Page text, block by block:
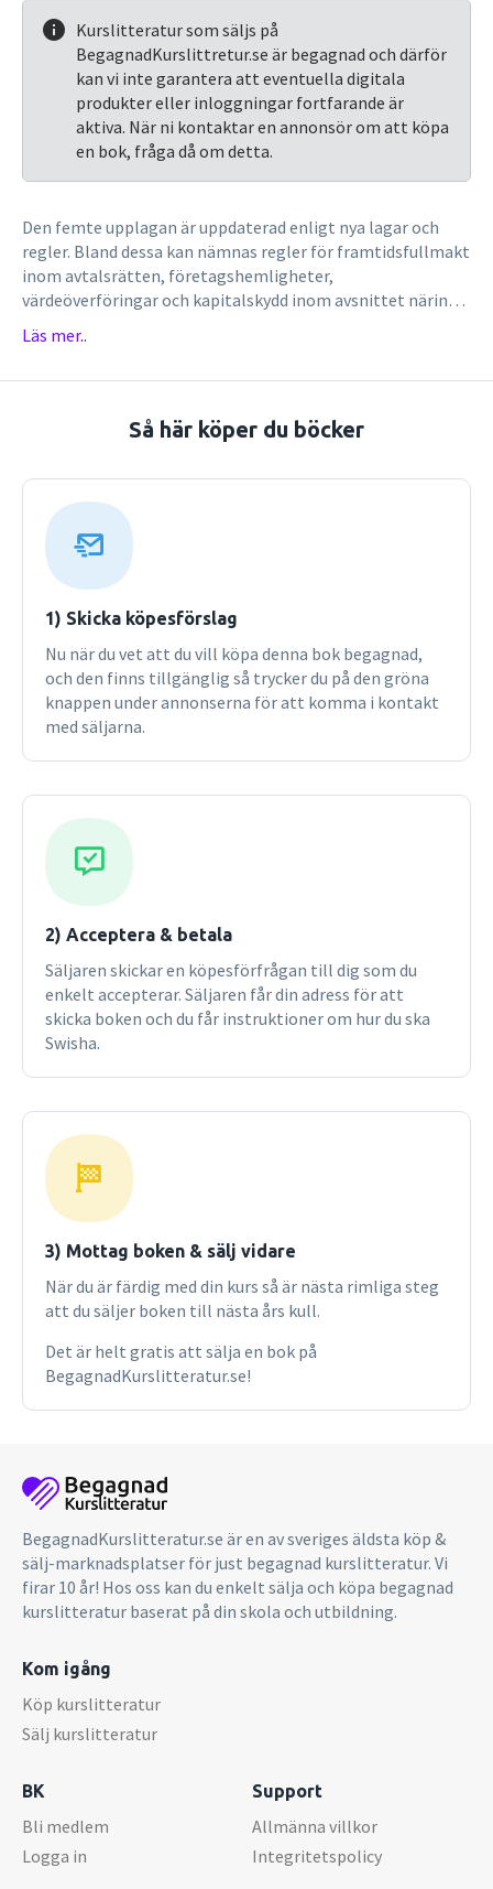
Kurslitteratur som säljs på
BegagnadKurslittretur.se är begagnad och därför
kan vi inte garantera att eventuella digitala
produkter eller inloggningar fortfarande är
aktiva. När ni kontaktar en annonsör om att köpa
en bok, fråga då om detta.
Den femte upplagan är uppdaterad enligt nya lagar och
regler. Bland dessa kan nämnas regler för framtidsfullmakt
inom avtalsrätten, företagshemligheter,
värdeöverföringar och kapitalskydd inom avsnittet näring,
underlåtenhet inom straffrätten, finansiella instrument
och obehöriga transaktioner inom fordringsrätten samt
Läs mer..
Så här köper du böcker
1) Skicka köpesförslag
Nu när du vet att du vill köpa denna bok begagnad,
och den finns tillgänglig så trycker du på den gröna
knappen under annonserna för att komma i kontakt
med säljarna.
2) Acceptera & betala
Säljaren skickar en köpesförfrågan till dig som du
enkelt accepterar. Säljaren får din adress för att
skicka boken och du får instruktioner om hur du ska
Swisha.
3) Mottag boken & sälj vidare
När du är färdig med din kurs så är nästa rimliga steg
att du säljer boken till nästa års kull.
Det är helt gratis att sälja en bok på
BegagnadKurslitteratur.se!
BegagnadKurslitteratur.se är en av sveriges äldsta köp &
sälj-marknadsplatser för just begagnad kurslitteratur. Vi
firar 10 år! Hos oss kan du enkelt sälja och köpa begagnad
kurslitteratur baserat på din skola och utbildning.
Kom igång
Köp kurslitteratur
Sälj kurslitteratur
BK
Bli medlem
Logga in
Support
Allmänna villkor
Integritetspolicy